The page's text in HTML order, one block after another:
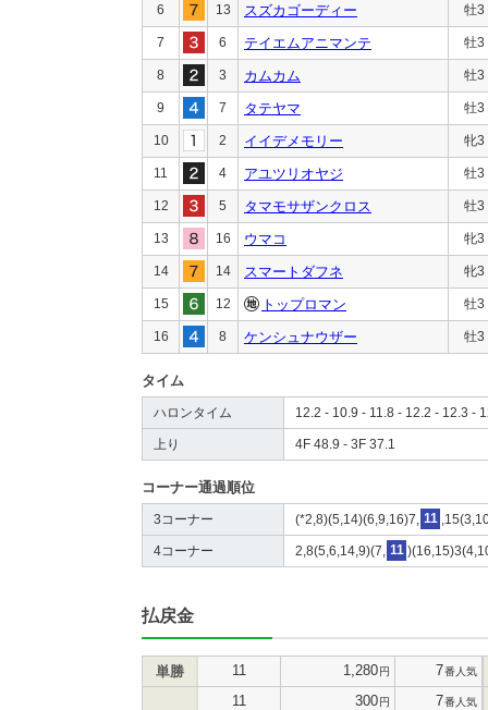
6 13 スズカゴーディー 牡3
7 6 テイエムアニマンテ 牡3
8 3 カムカム 牡3
9 7 タテヤマ 牡3
10 2 イイデメモリー 牝3
11 4 アユツリオヤジ 牡3
12 5 タマモサザンクロス 牡3
13 16 ウマコ 牝3
14 14 スマートダフネ 牝3
15 12 トップロマン 牡3
16 8 ケンシュナウザー 牡3
タイム
ハロンタイム 12.2 - 10.9 - 11.8 - 12.2 - 12.3 -
上り 4F 48.9 - 3F 37.1
コーナー通過順位
3コーナー (*2,8)(5,14)(6,9,16)7, 11
4コーナー 2,8(5,6,14,9)(7, 11
払戻金
単勝 11 1,280円 7番人気
11 300円 7番人気